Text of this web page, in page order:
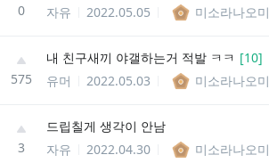
0
자유
2022.05.05 미소라나오미
575
내 친구새끼 야갤하는거 적발 ㅋㅋ [10]
유머
2022.05.03 미소라나오미
3
드립칠게 생각이 안남
자유
2022.04.30 미소라나오미